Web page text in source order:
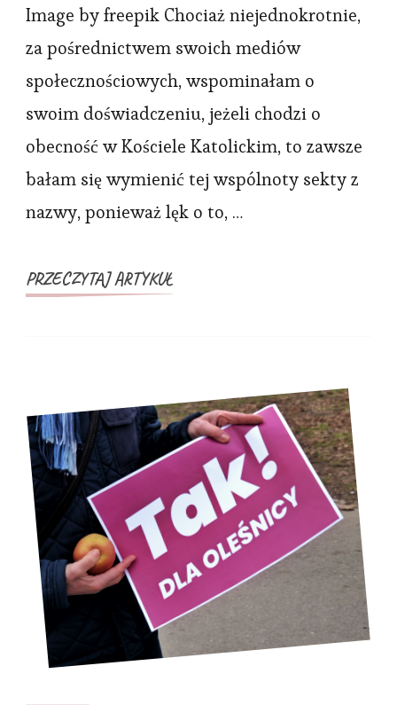
Byłam
która
działała
za
przyzwoleniem
Kościoła
Image by freepik Chociaż niejednokrotnie,
za pośrednictwem swoich mediów
społecznościowych, wspominałam o
swoim doświadczeniu, jeżeli chodzi o
obecność w Kościele Katolickim, to zawsze
bałam się wymienić tej wspólnoty sekty z
nazwy, ponieważ lęk o to, …
PRZECZYTAJ ARTYKUŁ